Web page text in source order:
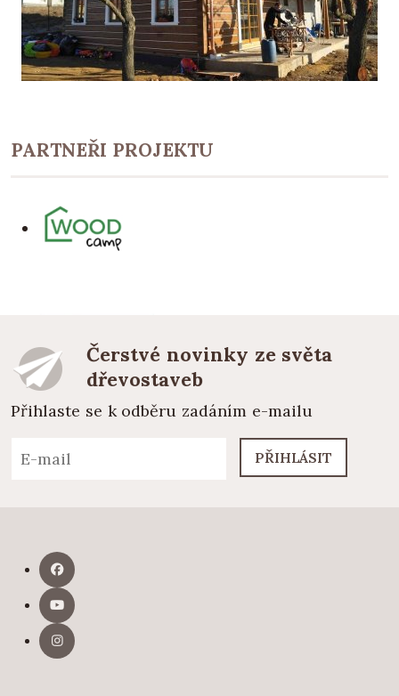
PARTNEŘI PROJEKTU
Čerstvé novinky ze světa
dřevostaveb
Přihlaste se k odběru zadáním e-mailu
PŘIHLÁSIT